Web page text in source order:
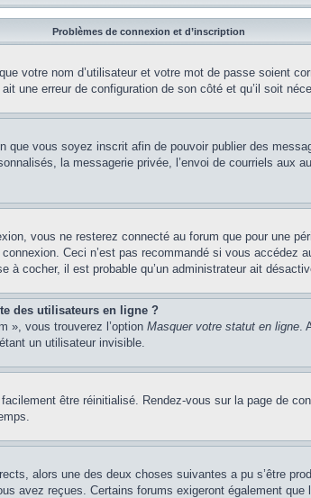
Problèmes de connexion et d’inscription
votre nom d’utilisateur et votre mot de passe soient
une erreur de configuration de son côté et qu’il soit
que vous soyez inscrit afin de pouvoir publier des
la messagerie privée, l’envoi de courriels aux
vous ne resterez connecté au forum que pour une
Ceci n’est pas recommandé si vous accédez
cocher, il est probable qu’un administrateur ait
des utilisateurs en ligne ?
», vous trouverez l’option Masquer votre statut en ligne.
un utilisateur invisible.
être réinitialisé. Rendez-vous sur la page de
alors une des deux choses suivantes a pu s’être
avez reçues. Certains forums exigeront également